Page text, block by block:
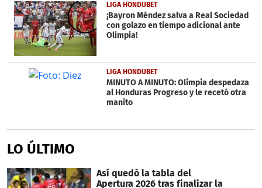
LIGA HONDUBET
¡Bayron Méndez salva a Real Sociedad
con golazo en tiempo adicional ante
Olimpia!
LIGA HONDUBET
MINUTO A MINUTO: Olimpia despedaza
al Honduras Progreso y le recetó otra
manito
LO ÚLTIMO
Así quedó la tabla del
Apertura 2026 tras finalizar la